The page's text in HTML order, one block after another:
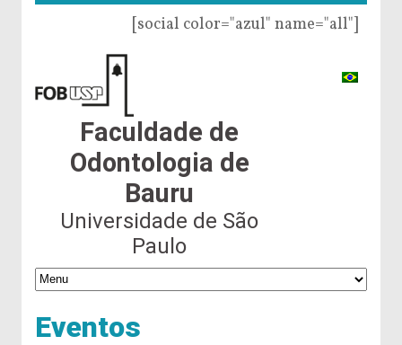
[social color="azul" name="all"]
Faculdade de
Odontologia de
Bauru
Universidade de São
Paulo
Eventos